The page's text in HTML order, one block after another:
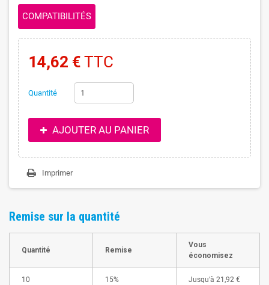
COMPATIBILITÉS
14,62 € TTC
Quantité
AJOUTER AU PANIER
Imprimer
Remise sur la quantité
Quantité Remise
Vous
économisez
10 15% Jusqu'à 21,92 €